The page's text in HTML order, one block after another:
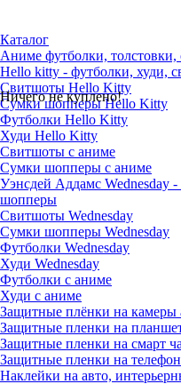
Ничего не куплено!
Каталог
Аниме футболки,
Hello kitty - футболки, худи,
Свитшоты Hello Kitty
Сумки шопперы Hello Kitty
Футболки Hello Kitty
Худи Hello Kitty
Свитшоты с аниме
Сумки шопперы с аниме
Уэнсдей Аддамс Wednesday
шопперы
Свитшоты Wednesday
Сумки шопперы Wednesday
Футболки Wednesday
Худи Wednesday
Футболки с аниме
Худи с аниме
Защитные плёнки на камеры
Защитные пленки на
Защитные пленки на смарт
Защитные пленки на
Наклейки на авто,